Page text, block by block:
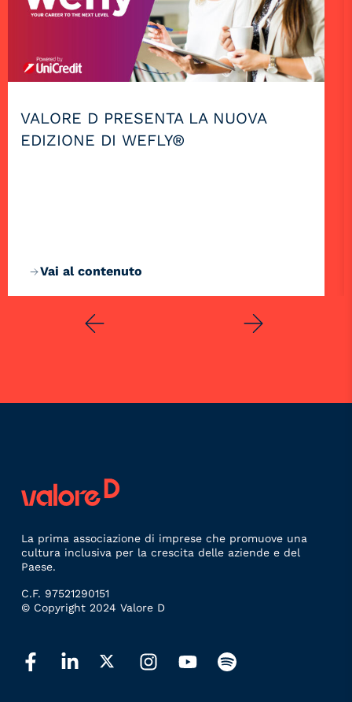
VALORE D PRESENTA LA NUOVA
EDIZIONE DI WEFLY®
Vai al contenuto
La prima associazione di imprese che promuove una
cultura inclusiva per la crescita delle aziende e del
Paese.
C.F. 97521290151
© Copyright 2024 Valore D